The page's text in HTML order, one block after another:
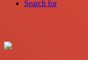
Search for